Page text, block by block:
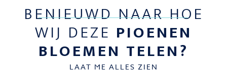
BENIEUWD NAAR HOE
WIJ DEZE PIOENEN
BLOEMEN TELEN?
LAAT ME ALLES ZIEN